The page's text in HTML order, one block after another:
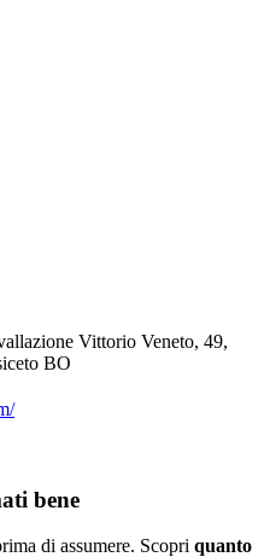
Vittorio Veneto, 49,
BO
bene
di assumere. Scopri quanto